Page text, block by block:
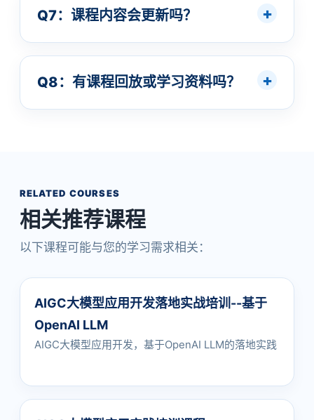
Q7：课程内容会更新吗？
Q8：有课程回放或学习资料吗？
RELATED COURSES
相关推荐课程
以下课程可能与您的学习需求相关：
AIGC大模型应用开发落地实战培训--基于
OpenAI LLM
AIGC大模型应用开发，基于OpenAI LLM的落地实践